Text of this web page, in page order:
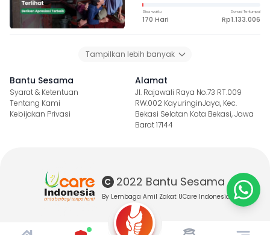
Sisa waktu Donasi Terkumpul
170 Hari Rp1.133.006
Tampilkan lebih banyak
Bantu Sesama
Syarat & Ketentuan
Tentang Kami
Kebijakan Privasi
Alamat
Jl. Rajawali Raya No.73 RT.009
RW.002 KayuringinJaya, Kec.
Bekasi Selatan Kota Bekasi, Jawa
Barat 17144
2022 Bantu Sesama
By Lembaga Amil Zakat UCare Indonesia